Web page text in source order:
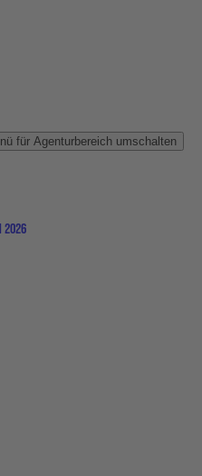
für Agenturbereich umschalten